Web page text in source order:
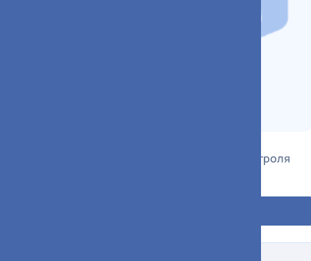
Заведующий отделом внутреннего контроля